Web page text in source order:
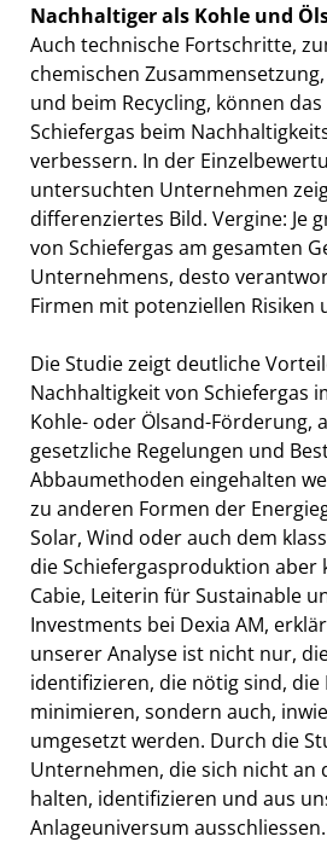
Nachhaltiger als Kohle und
Auch technische Fortschritte,
chemischen
und beim Recycling, können
Schiefergas beim
verbessern. In der
untersuchten Unternehmen
differenziertes Bild. Vergine: Je
von Schiefergas am gesamten
Unternehmens, desto
Firmen mit potenziellen Risiken
Die Studie zeigt deutliche
Nachhaltigkeit von Schiefergas
Kohle- oder Ölsand-Förderung,
gesetzliche Regelungen und
Abbaumethoden eingehalten
zu anderen Formen der
Solar, Wind oder auch dem
die Schiefergasproduktion aber
Cabie, Leiterin für Sustainable
Investments bei Dexia AM,
unserer Analyse ist nicht nur,
identifizieren, die nötig sind, die
minimieren, sondern auch,
umgesetzt werden. Durch die
Unternehmen, die sich nicht an
halten, identifizieren und aus
Anlageuniversum ausschliessen.